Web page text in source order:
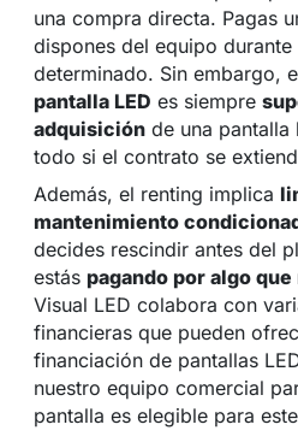
una compra directa. Pagas
dispones del equipo durante
determinado. Sin embargo,
pantalla LED es siempre
adquisición de una
todo si el contrato se
Además, el renting implica
mantenimiento
decides rescindir antes del
estás pagando por algo
Visual LED colabora con
financieras que pueden
financiación de pantallas
nuestro equipo comercial
pantalla es elegible para